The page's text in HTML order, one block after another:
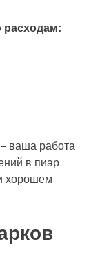
расходам:
ваша работа
в пиар
хорошем